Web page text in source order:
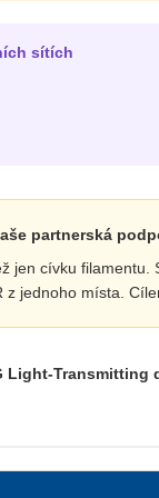
sítích
partnerská
jen cívku
z jednoho místa.
Light-